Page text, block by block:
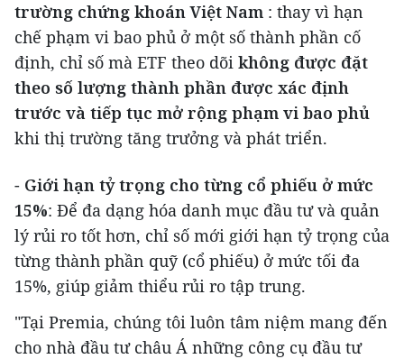
trường chứng khoán Việt Nam : thay vì hạn
chế phạm vi bao phủ ở một số thành phần cố
định, chỉ số mà ETF theo dõi không được đặt
theo số lượng thành phần được xác định
trước và tiếp tục mở rộng phạm vi bao phủ
khi thị trường tăng trưởng và phát triển.
- Giới hạn tỷ trọng cho từng cổ phiếu ở mức
15%: Để đa dạng hóa danh mục đầu tư và quản
lý rủi ro tốt hơn, chỉ số mới giới hạn tỷ trọng của
từng thành phần quỹ (cổ phiếu) ở mức tối đa
15%, giúp giảm thiểu rủi ro tập trung.
"Tại Premia, chúng tôi luôn tâm niệm mang đến
cho nhà đầu tư châu Á những công cụ đầu tư